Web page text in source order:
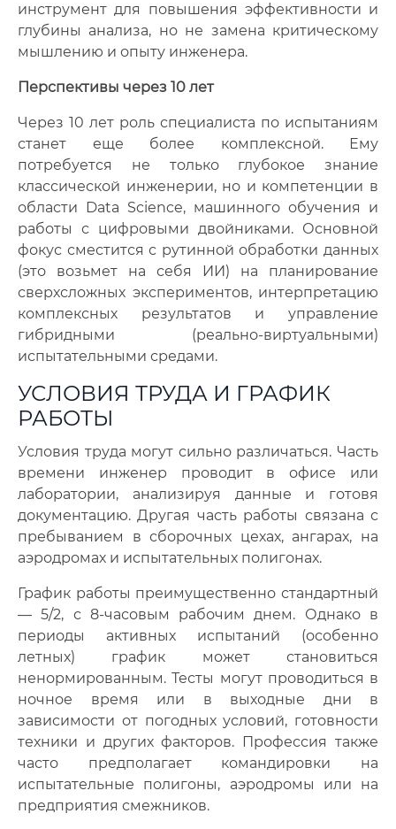
инструмент для повышения эффективности и
глубины анализа, но не замена критическому
мышлению и опыту инженера.
Перспективы через 10 лет
Через 10 лет роль специалиста по испытаниям
станет еще более комплексной. Ему
потребуется не только глубокое знание
классической инженерии, но и компетенции в
области Data Science, машинного обучения и
работы с цифровыми двойниками. Основной
фокус сместится с рутинной обработки данных
(это возьмет на себя ИИ) на планирование
сверхсложных экспериментов, интерпретацию
комплексных результатов и управление
гибридными (реально-виртуальными)
испытательными средами.
УСЛОВИЯ ТРУДА И ГРАФИК
РАБОТЫ
Условия труда могут сильно различаться. Часть
времени инженер проводит в офисе или
лаборатории, анализируя данные и готовя
документацию. Другая часть работы связана с
пребыванием в сборочных цехах, ангарах, на
аэродромах и испытательных полигонах.
График работы преимущественно стандартный
— 5/2, с 8-часовым рабочим днем. Однако в
периоды активных испытаний (особенно
летных) график может становиться
ненормированным. Тесты могут проводиться в
ночное время или в выходные дни в
зависимости от погодных условий, готовности
техники и других факторов. Профессия также
часто предполагает командировки на
испытательные полигоны, аэродромы или на
предприятия смежников.